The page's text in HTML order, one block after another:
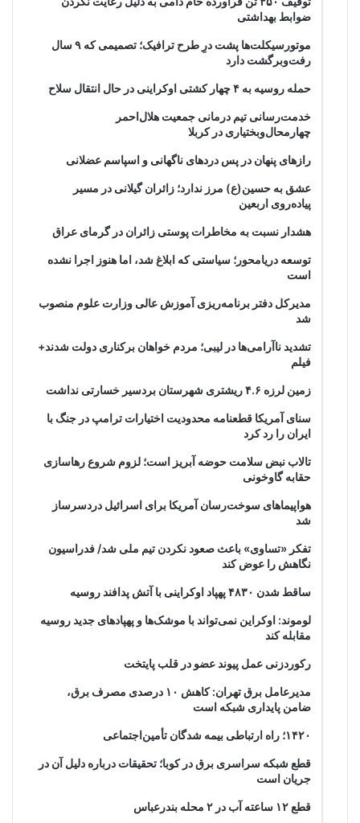
ضوابط بهداشتی
موتورسیکلت‌ها پشت درِ طرح ترافیک؛ تصمیمی که ۹ سال
رفت‌وبرگشت دارد
حمله روسیه به ۴ چهار کشتی اوکراینی در حال انتقال سلاح
خدمت‌رسانی تیم درمانی جمعیت هلال‌احمر
چهارمحال‌وبختیاری در کربلا
رازهای پنهان در پس دردهای ناگهانی و اسپاسم عضلانی
عشق به حسین(ع) مرز ندارد؛ زائران گیلانی در مسیر
پیاده‌روی اربعین
هشدار نسبت به مخاطرات پوستی زائران در گرمای عراق
توسعه دریامحور؛ سیاستی که ابلاغ شد، اما هنوز اجرا نشده
است
مدیرکل دفتر برنامه‌ریزی آموزش عالی وزارت علوم منصوب
شد
تشدید ناآرامی‌ها در لیبی؛ مردم خواهان برکناری دولت شدند+
فیلم
زمین لرزه ۴.۶ ریشتری شهرستان بردسیر خسارتی نداشت
سنای آمریکا قطعنامه محدودیت اختیارات ترامپ در جنگ با
ایران را رد کرد
تالاب نبض سلامت حوضه آبریز است؛ لزوم شروع رهاسازی
حقابه گاوخونی
هواپیماهای سوخت‌رسان آمریکا برای اسرائیل دردسرساز
شد
تفکر «تساوی» باعث صعود نکردن تیم ملی شد/ فدراسیون
نگاهش را عوض کند
ساقط شدن ۴۸۳۰ پهپاد اوکراینی با آتش پدافند روسیه
لوموند: اوکراین نمی‌تواند با موشک‌ها و پهپادهای جدید روسیه
مقابله کند
رکوردزنی عمل پیوند عضو در قلب پایتخت
مدیرعامل برق تهران: کاهش ۱۰ درصدی مصرف برق،
ضامن پایداری شبکه است
۱۴۲۰؛ راه ارتباطی بیمه شدگان تأمین‌اجتماعی
قطع شبکه سراسری برق در کوبا؛ تحقیقات درباره دلیل آن در
جریان است
قطع ۱۲ ساعته آب در ۲ محله بندرعباس